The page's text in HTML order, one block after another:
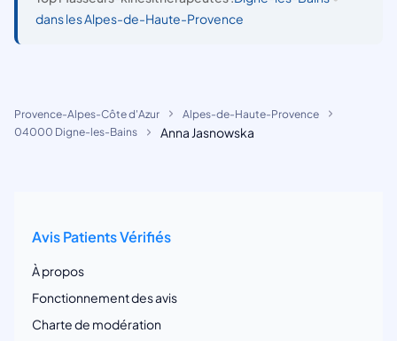
dans les Alpes-de-Haute-Provence
Provence-Alpes-Côte d'Azur
Alpes-de-Haute-Provence
04000 Digne-les-Bains
Anna Jasnowska
Avis Patients Vérifiés
À propos
Fonctionnement des avis
Charte de modération